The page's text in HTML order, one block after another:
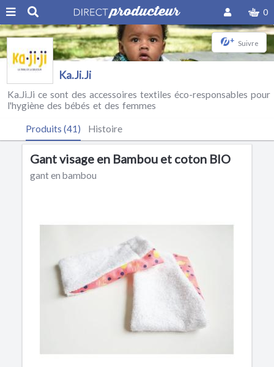
0
+ Suivre
Ka.Ji.Ji
Ka.Ji.Ji ce sont des accessoires textiles éco-responsables pour
l'hygiène des bébés et des femmes
Produits (41) Histoire
Gant visage en Bambou et coton BIO
gant en bambou